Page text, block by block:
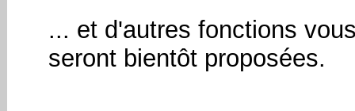
... et d'autres fonctions
seront bientôt proposées.